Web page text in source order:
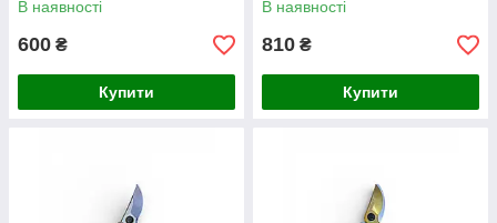
В наявності
600 ₴
Купити
В наявності
810 ₴
Купити